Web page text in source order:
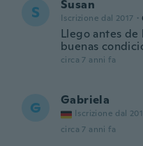
S Susan
Iscrizione dal 2017 ·
Llego antes de
buenas
circa 7 anni fa
G Gabriela
Iscrizione dal
circa 7 anni fa